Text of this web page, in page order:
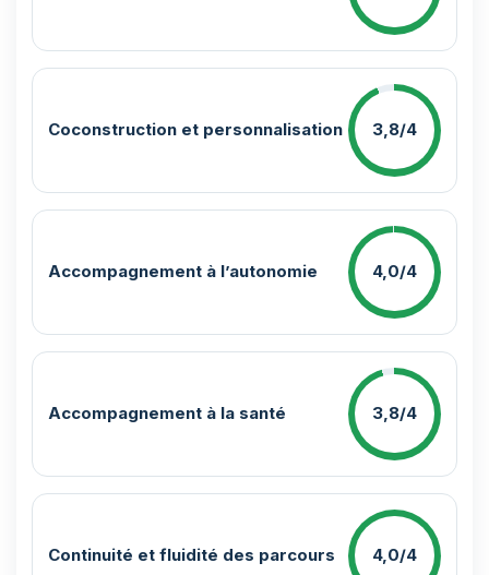
Coconstruction et personnalisation 3,8/4
Accompagnement à l’autonomie 4,0/4
Accompagnement à la santé 3,8/4
Continuité et fluidité des parcours 4,0/4